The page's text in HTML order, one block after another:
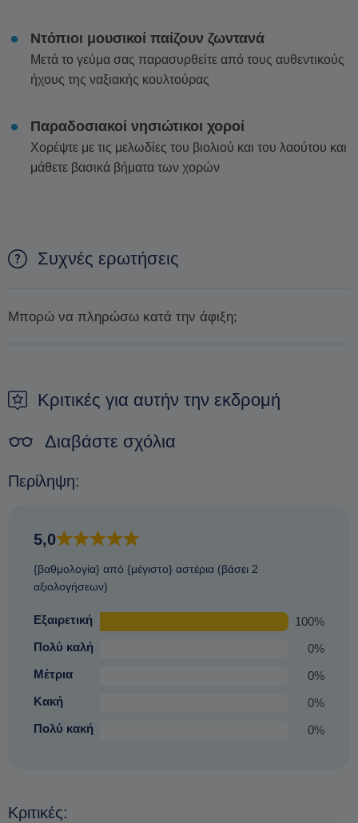
Ντόπιοι μουσικοί παίζουν ζωντανά
Μετά το γεύμα σας παρασυρθείτε από τους αυθεντικούς
ήχους της ναξιακής κουλτούρας
Παραδοσιακοί νησιώτικοι χοροί
Χορέψτε με τις μελωδίες του βιολιού και του λαούτου και
μάθετε βασικά βήματα των χορών
Συχνές ερωτήσεις
Μπορώ να πληρώσω κατά την άφιξη;
προκράτηση.
Κριτικές για αυτήν την εκδρομή
Διαβάστε σχόλια
Περίληψη:
5,0
{βαθμολογία} από {μέγιστο} αστέρια (βάσει 2
αξιολογήσεων)
Εξαιρετική
100%
Πολύ καλή
0%
Μέτρια
0%
Κακή
0%
Πολύ κακή
0%
Κριτικές: